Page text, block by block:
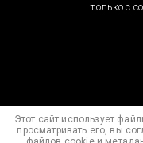
только с
Этот сайт использует
просматривать его, вы